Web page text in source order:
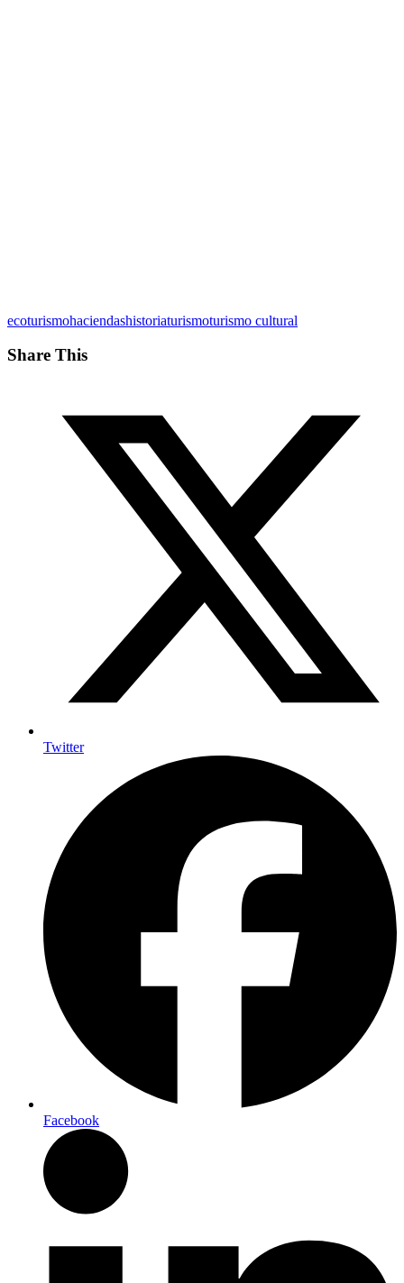
ecoturismohaciendashistoriaturismoturismo cultural
Share This
Twitter
Facebook